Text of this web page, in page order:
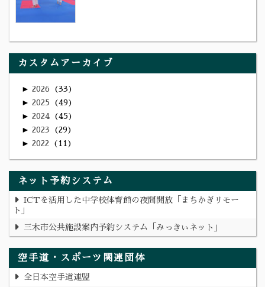
カスタムアーカイブ
► 2026 33
► 2025 49
► 2024 45
► 2023 29
► 2022 11
ネット予約システム
ICTを活用した中学校体育館の夜間開放「まちかぎリモー
ト」
三木市公共施設案内予約システム「みっきぃネット」
空手道・スポーツ関連団体
全日本空手道連盟